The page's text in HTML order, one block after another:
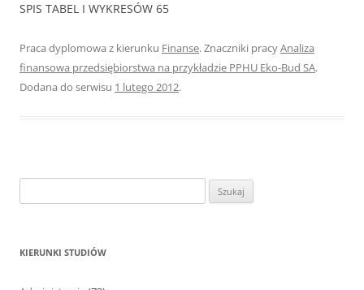
SPIS TABEL I WYKRESÓW 65
Praca dyplomowa z kierunku Finanse. Znaczniki pracyAnaliza
finansowa przedsiębiorstwa na przykładzie PPHU Eko-Bud SA.
Dodana do serwisu 1 lutego 2012.
z
KIERUNKI STUDIÓW